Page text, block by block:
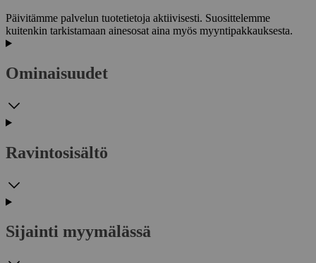
Päivitämme palvelun tuotetietoja aktiivisesti. Suosittelemme
kuitenkin tarkistamaan ainesosat aina myös myyntipakkauksesta.
Ominaisuudet
Ravintosisältö
Sijainti myymälässä